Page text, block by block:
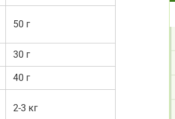
50 г
30 г
40 г
2-3 кг